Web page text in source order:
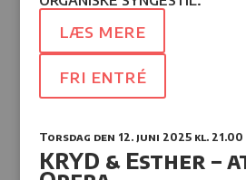
læs mere
fri entré
Torsdag den 12. juni 2025 kl.
KRYD & Esther –